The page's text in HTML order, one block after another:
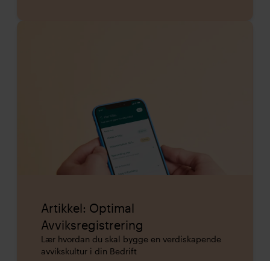
Artikkel: Optimal
Avviksregistrering
Lær hvordan du skal bygge en verdiskapende
avvikskultur i din Bedrift